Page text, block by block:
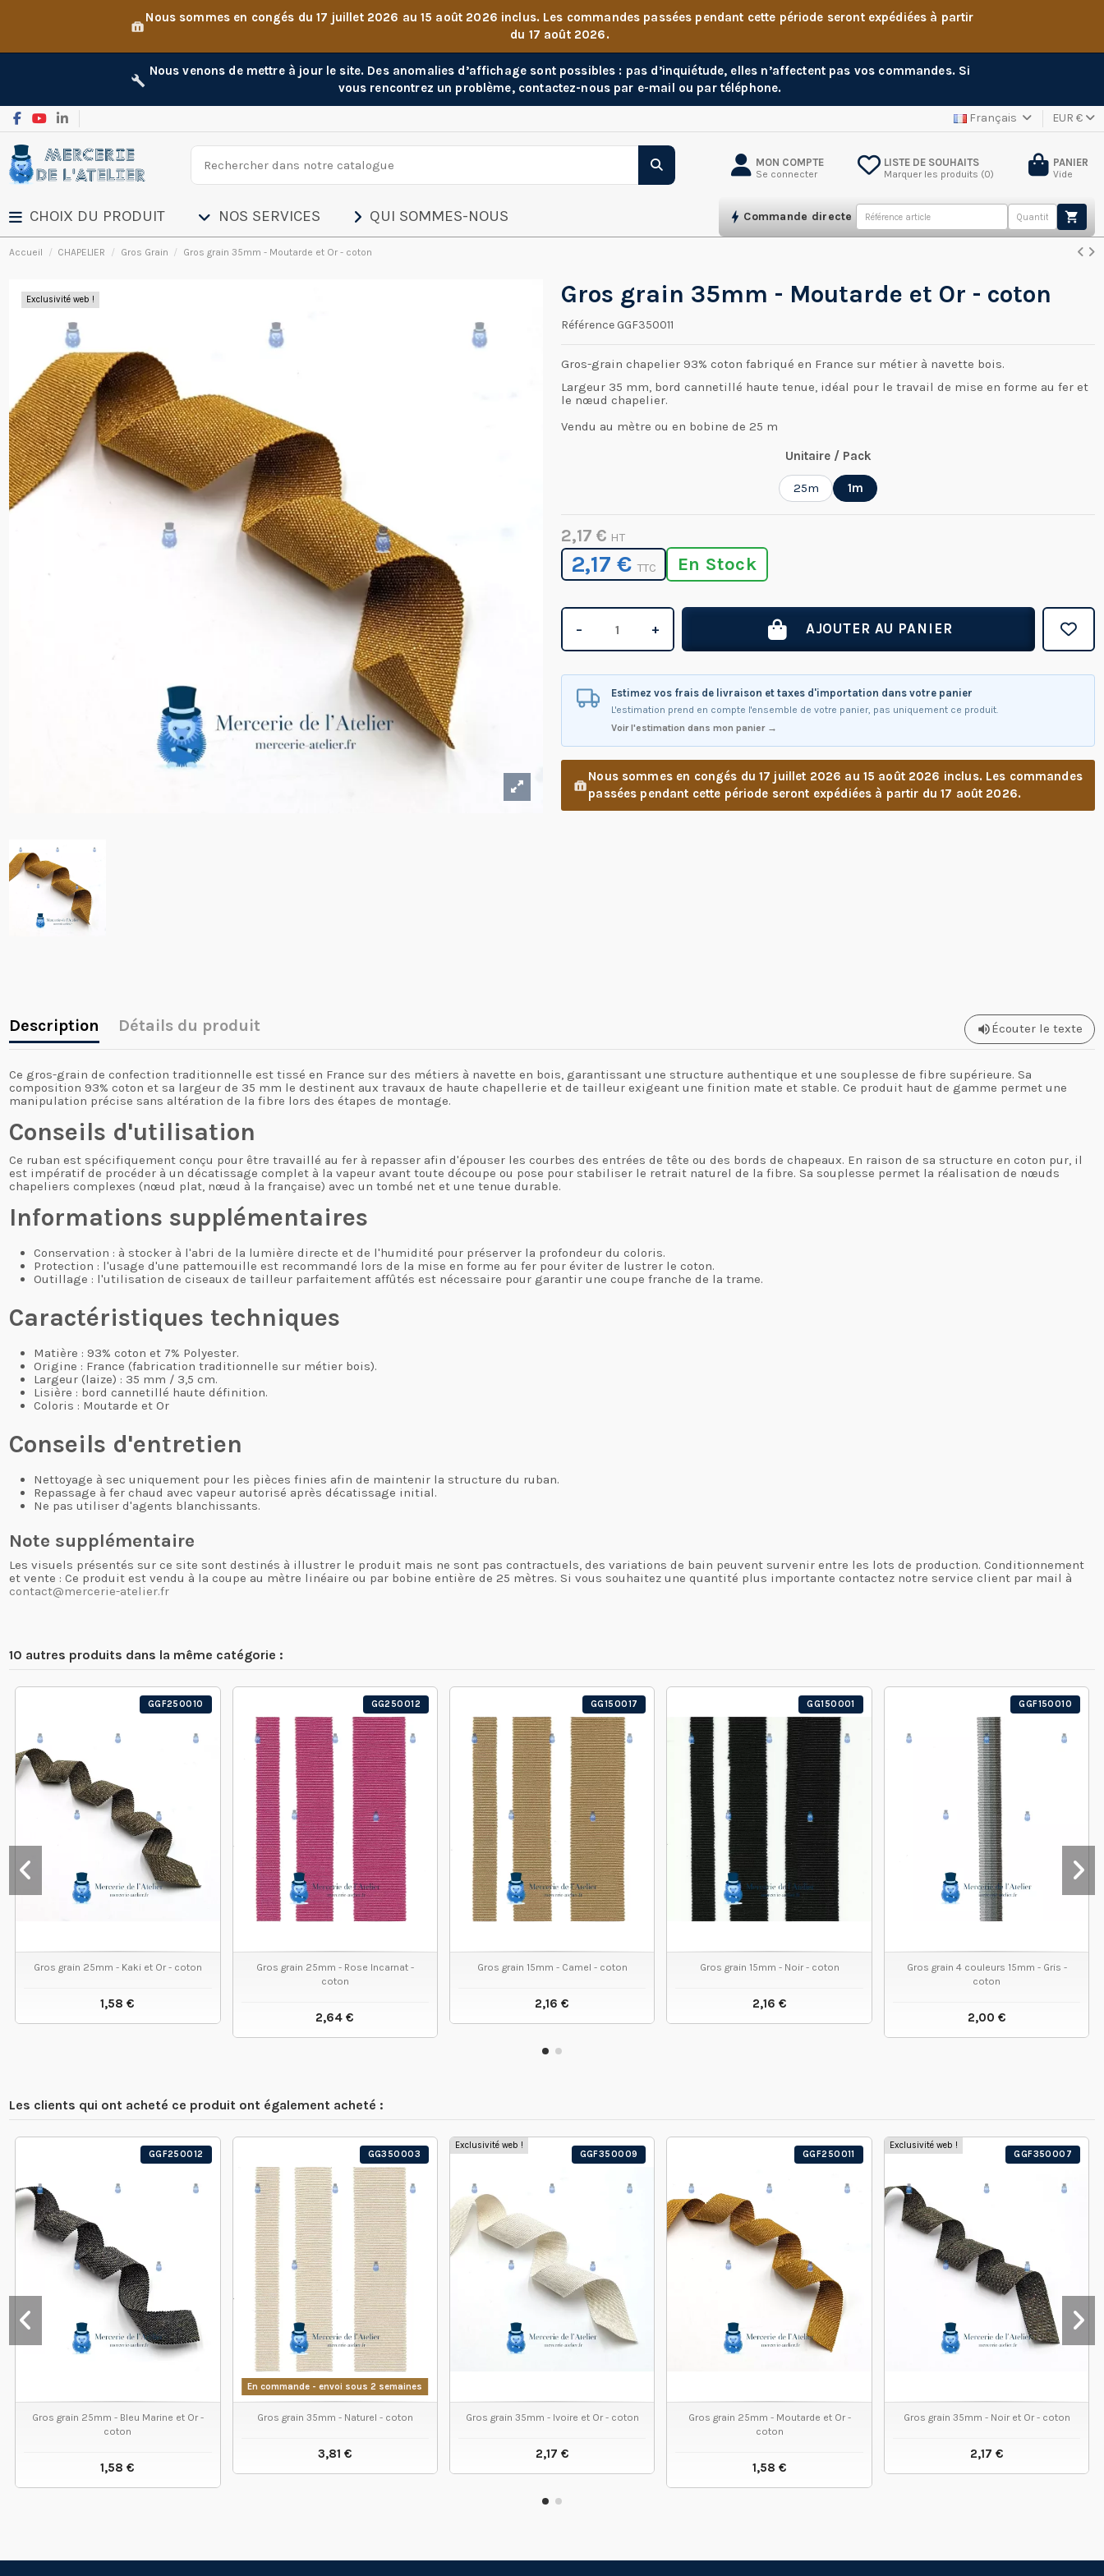
Nous sommes en congés du 17 juillet 2026 au 15 août 2026 inclus. Les commandes passées pendant cette période seront expédiées à partir
du 17 août 2026.
Nous venons de mettre à jour le site. Des anomalies d’affichage sont possibles : pas d’inquiétude, elles n’affectent pas vos commandes. Si
vous rencontrez un problème, contactez-nous par e-mail ou par téléphone.
Français EUR €
MON COMPTE
Se connecter
LISTE DE SOUHAITS
Marquer les produits (0)
PANIER
Vide
CHOIX DU PRODUIT NOS SERVICES QUI SOMMES-NOUS Commande directe
Accueil CHAPELIER Gros Grain Gros grain 35mm - Moutarde et Or - coton
Exclusivité web ! Gros grain 35mm - Moutarde et Or - coton
Référence GGF350011
Gros-grain chapelier 93% coton fabriqué en France sur métier à navette bois.
Largeur 35 mm, bord cannetillé haute tenue, idéal pour le travail de mise en forme au fer et
le nœud chapelier.
Vendu au mètre ou en bobine de 25 m
Unitaire / Pack
25m 1m
En Stock
2,17 € HT
2,17 €TTC
− + AJOUTER AU PANIER
Estimez vos frais de livraison et taxes d'importation dans votre panier
L'estimation prend en compte l'ensemble de votre panier, pas uniquement ce produit.
Voir l'estimation dans mon panier →
Nous sommes en congés du 17 juillet 2026 au 15 août 2026 inclus. Les commandes
passées pendant cette période seront expédiées à partir du 17 août 2026.
Description Détails du produit Écouter le texte
Ce gros-grain de confection traditionnelle est tissé en France sur des métiers à navette en bois, garantissant une structure authentique et une souplesse de fibre supérieure. Sa
composition 93% coton et sa largeur de 35 mm le destinent aux travaux de haute chapellerie et de tailleur exigeant une finition mate et stable. Ce produit haut de gamme permet une
manipulation précise sans altération de la fibre lors des étapes de montage.
Conseils d'utilisation
Ce ruban est spécifiquement conçu pour être travaillé au fer à repasser afin d'épouser les courbes des entrées de tête ou des bords de chapeaux. En raison de sa structure en coton pur, il
est impératif de procéder à un décatissage complet à la vapeur avant toute découpe ou pose pour stabiliser le retrait naturel de la fibre. Sa souplesse permet la réalisation de nœuds
chapeliers complexes (nœud plat, nœud à la française) avec un tombé net et une tenue durable.
Informations supplémentaires
Conservation : à stocker à l'abri de la lumière directe et de l'humidité pour préserver la profondeur du coloris.
Protection : l'usage d'une pattemouille est recommandé lors de la mise en forme au fer pour éviter de lustrer le coton.
Outillage : l'utilisation de ciseaux de tailleur parfaitement affûtés est nécessaire pour garantir une coupe franche de la trame.
Caractéristiques techniques
Matière : 93% coton et 7% Polyester.
Origine : France (fabrication traditionnelle sur métier bois).
Largeur (laize) : 35 mm / 3,5 cm.
Lisière : bord cannetillé haute définition.
Coloris : Moutarde et Or
Conseils d'entretien
Nettoyage à sec uniquement pour les pièces finies afin de maintenir la structure du ruban.
Repassage à fer chaud avec vapeur autorisé après décatissage initial.
Ne pas utiliser d'agents blanchissants.
Note supplémentaire
Les visuels présentés sur ce site sont destinés à illustrer le produit mais ne sont pas contractuels, des variations de bain peuvent survenir entre les lots de production. Conditionnement
et vente : Ce produit est vendu à la coupe au mètre linéaire ou par bobine entière de 25 mètres. Si vous souhaitez une quantité plus importante contactez notre service client par mail à
contact@mercerie-atelier.fr
10 autres produits dans la même catégorie :
GGF250010
Gros grain 25mm - Kaki et Or - coton
1,58 €
VOIR LE PRODUIT
GG250012
Gros grain 25mm - Rose Incarnat -
coton
2,64 €
VOIR LE PRODUIT
GG150017
Gros grain 15mm - Camel - coton
2,16 €
VOIR LE PRODUIT
GG150001
Gros grain 15mm - Noir - coton
2,16 €
VOIR LE PRODUIT
GGF150010
Gros grain 4 couleurs 15mm - Gris -
coton
2,00 €
VOIR LE PRODUIT
Les clients qui ont acheté ce produit ont également acheté :
GGF250012
Gros grain 25mm - Bleu Marine et Or -
coton
1,58 €
VOIR LE PRODUIT
GG350003
En commande - envoi sous 2 semaines
Gros grain 35mm - Naturel - coton
3,81 €
VOIR LE PRODUIT
GGF350009
Exclusivité web !
Gros grain 35mm - Ivoire et Or - coton
2,17 €
VOIR LE PRODUIT
GGF250011
Gros grain 25mm - Moutarde et Or -
coton
1,58 €
VOIR LE PRODUIT
GGF350007
Exclusivité web !
Gros grain 35mm - Noir et Or - coton
2,17 €
VOIR LE PRODUIT